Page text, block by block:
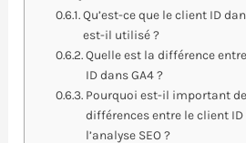
Qu’est-ce que le client ID
est-il utilisé ?
Quelle est la différence
ID dans GA4 ?
Pourquoi est-il important
différences entre le client ID
l’analyse SEO ?